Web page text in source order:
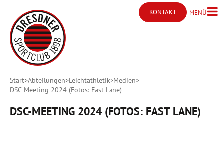
KONTAKT
Kontakt öffnen
MENÜMenü
Start Abteilungen Leichtathletik Medien
DSC-Meeting 2024 (Fotos: Fast Lane)
DSC-MEETING 2024 (FOTOS: FAST LANE)